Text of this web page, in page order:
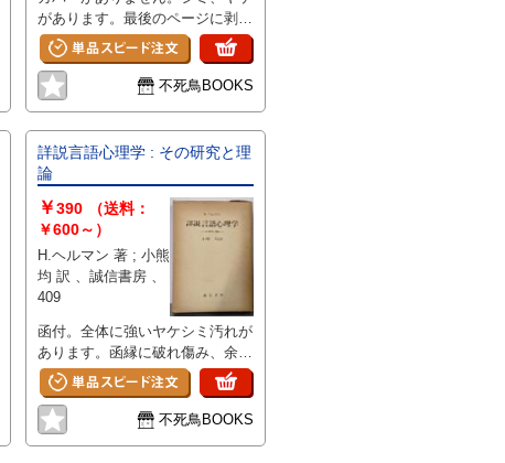
があります。最後のページに剥が
し跡があります。
不死鳥BOOKS
詳説言語心理学 : その研究と理
論
￥390
（送料：
￥600～）
H.ヘルマン 著 ; 小熊
均 訳 、誠信書房 、
409
函付。全体に強いヤケシミ汚れが
あります。函縁に破れ傷み、余白
地に剥がし跡、ペンで塗りつぶし
があります。ページに開き割れが
あります。
不死鳥BOOKS